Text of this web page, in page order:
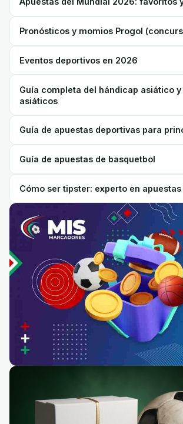
Pronósticos y momios Progol
Eventos deportivos en 2026
Guía completa del hándicap asiático
asiáticos
Guía de apuestas deportivas para
Guía de apuestas de basquetbol
Cómo ser tipster: experto en